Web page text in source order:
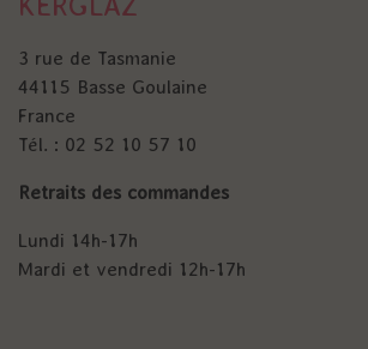
3 rue de Tasmanie
44115 Basse Goulaine
France
Tél. : 02 52 10 57 10
Retraits des commandes
Lundi 14h-17h
Mardi et vendredi 12h-17h